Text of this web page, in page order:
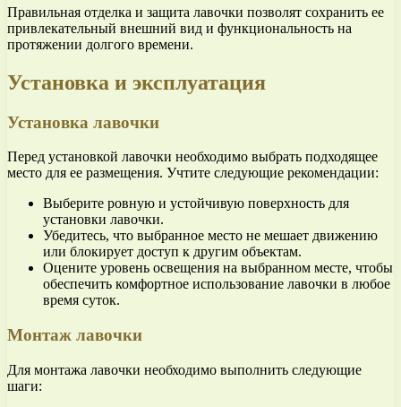
Правильная отделка и защита лавочки позволят сохранить ее
привлекательный внешний вид и функциональность на
протяжении долгого времени.
Установка и эксплуатация
Установка лавочки
Перед установкой лавочки необходимо выбрать подходящее
место для ее размещения. Учтите следующие рекомендации:
Выберите ровную и устойчивую поверхность для
установки лавочки.
Убедитесь, что выбранное место не мешает движению
или блокирует доступ к другим объектам.
Оцените уровень освещения на выбранном месте, чтобы
обеспечить комфортное использование лавочки в любое
время суток.
Монтаж лавочки
Для монтажа лавочки необходимо выполнить следующие
шаги: